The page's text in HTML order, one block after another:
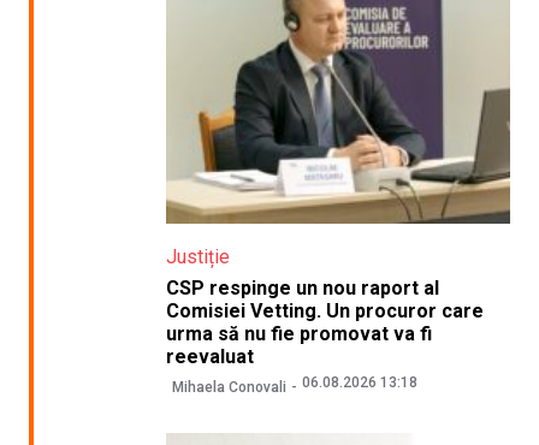
Justiție
CSP respinge un nou raport al
Comisiei Vetting. Un procuror care
urma să nu fie promovat va fi
reevaluat
Mihaela Conovali 06.08.2026 13:18